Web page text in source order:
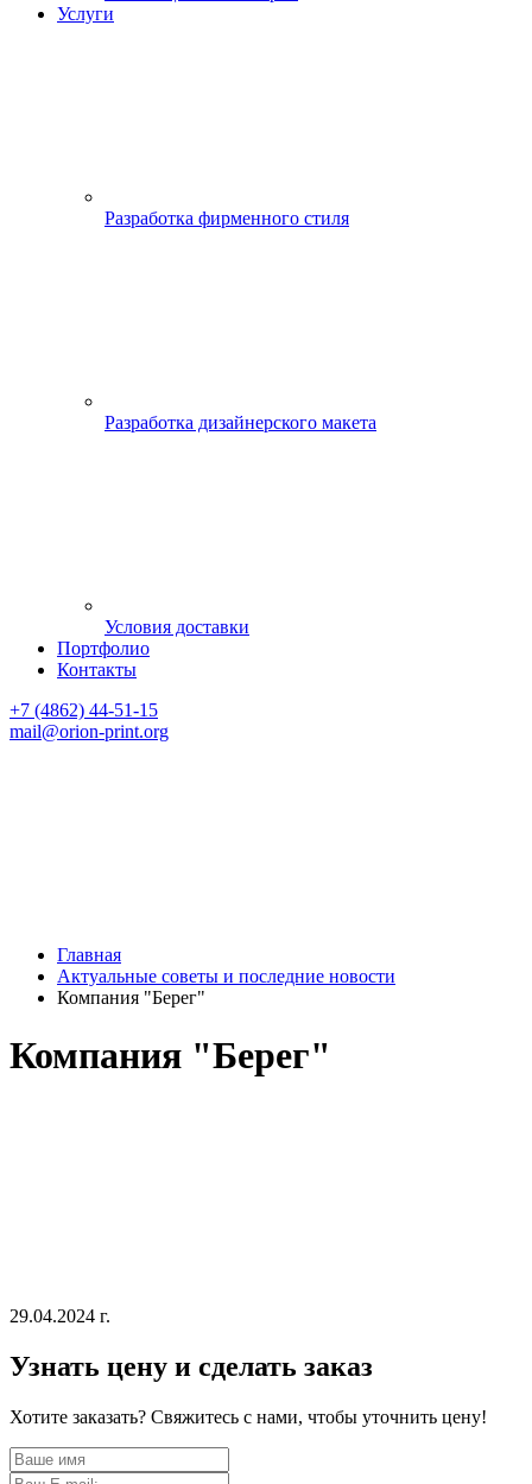
Услуги
Разработка фирменного стиля
Разработка дизайнерского макета
Условия доставки
Портфолио
Контакты
+7 (4862) 44-51-15
mail@orion-print.org
Главная
Актуальные советы и последние новости
Компания "Берег"
Компания "Берег"
29.04.2024 г.
Узнать цену и сделать заказ
Хотите заказать? Свяжитесь с нами, чтобы уточнить цену!